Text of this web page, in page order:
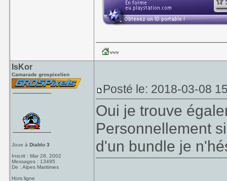
IsKor
Camarade grospixelien
Joue àDiablo 3
Inscrit : Mar 28, 2002
Messages : 13495
De : Alpes Maritimes
Hors ligne
Posté le: 2018-03-08
Oui je trouve
Personnellement
d'un bundle je